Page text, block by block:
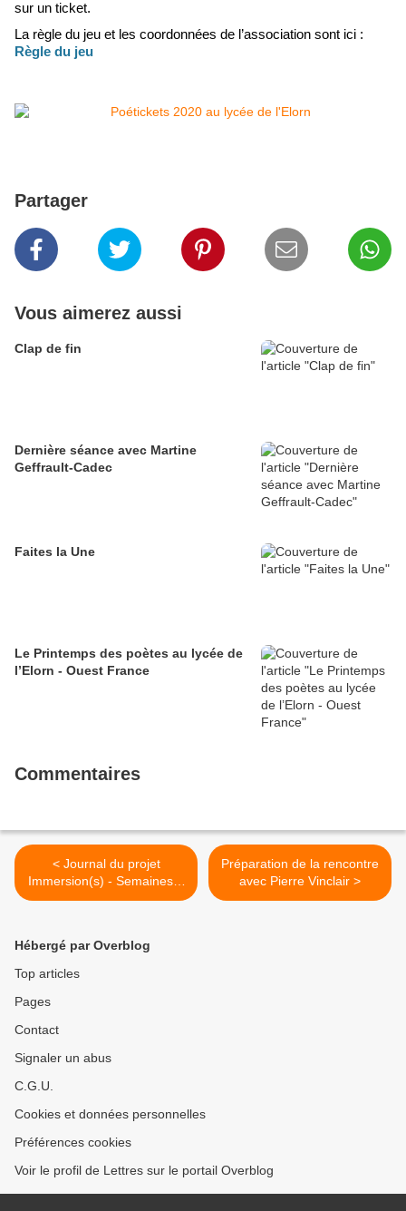
sur un ticket.
La règle du jeu et les coordonnées de l’association sont ici :
Règle du jeu
Partager
Vous aimerez aussi
Clap de fin
Dernière séance avec Martine
Geffrault-Cadec
Faites la Une
Le Printemps des poètes au lycée de
l’Elorn - Ouest France
Commentaires
< Journal du projet
Immersion(s) - Semaines 5
& 6
Préparation de la rencontre
avec Pierre Vinclair >
Hébergé par Overblog
Top articles
Pages
Contact
Signaler un abus
C.G.U.
Cookies et données personnelles
Préférences cookies
Voir le profil de Lettres sur le portail Overblog